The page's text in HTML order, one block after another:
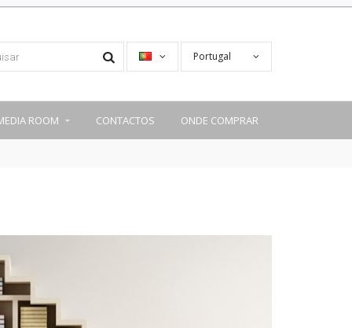
Portugal
ROOM CONTACTOS ONDE COMPRAR